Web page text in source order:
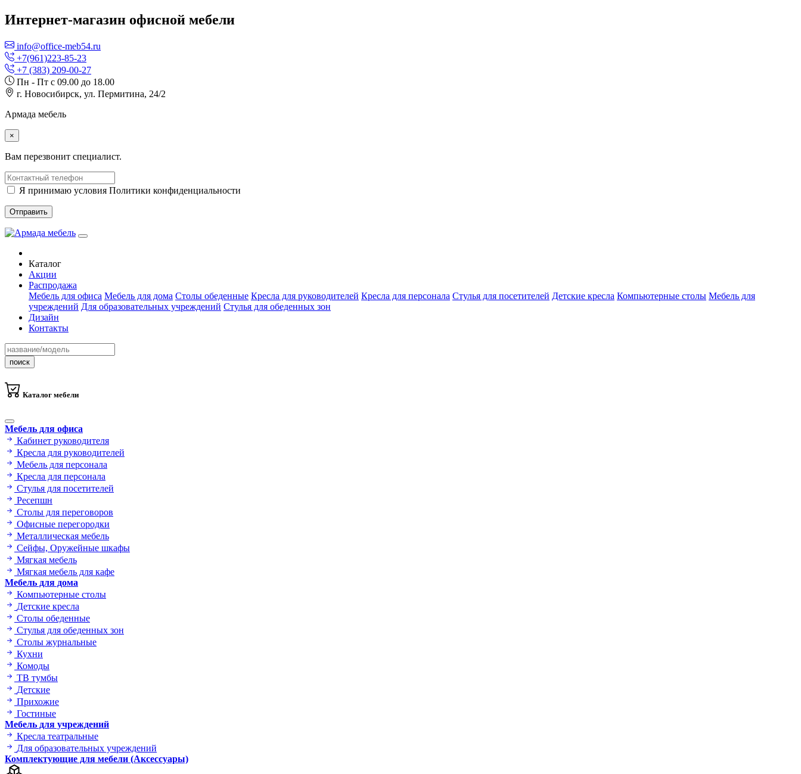
Интернет-магазин офисной мебели
info@office-meb54.ru
+7(961)223-85-23
+7 (383) 209-00-27
Пн - Пт с 09.00 до 18.00
г. Новосибирск, ул. Пермитина, 24/2
Армада мебель
×
Вам перезвонит специалист.
Я принимаю условия Политики конфиденциальности
Отправить
Каталог
Акции
Распродажа
Мебель для офиса Мебель для дома Столы обеденные Кресла для руководителей Кресла для персонала Стулья для посетителей Детские кресла Компьютерные столы Мебель для
учреждений Для образовательных учреждений Стулья для обеденных зон
Дизайн
Контакты
поиск
Каталог мебели
Мебель для офиса
Кабинет руководителя
Кресла для руководителей
Мебель для персонала
Кресла для персонала
Стулья для посетителей
Ресепшн
Столы для переговоров
Офисные перегородки
Металлическая мебель
Сейфы, Оружейные шкафы
Мягкая мебель
Мягкая мебель для кафе
Мебель для дома
Компьютерные столы
Детские кресла
Столы обеденные
Стулья для обеденных зон
Столы журнальные
Кухни
Комоды
ТВ тумбы
Детские
Прихожие
Гостиные
Мебель для учреждений
Кресла театральные
Для образовательных учреждений
Комплектующие для мебели (Аксессуары)